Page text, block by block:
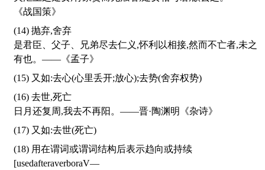
《战国策》
(14) 抛弃,舍弃
是君臣、父子、兄弟尽去仁义,怀利以相接,然而不亡者,未之
有也。——《孟子》
(15) 又如:去心(心里丢开;放心);去势(舍弃权势)
(16) 去世,死亡
日月还复周,我去不再阳。——晋·陶渊明《杂诗》
(17) 又如:去世(死亡)
(18) 用在谓词或谓词结构后表示趋向或持续
[usedafteraverboraV—